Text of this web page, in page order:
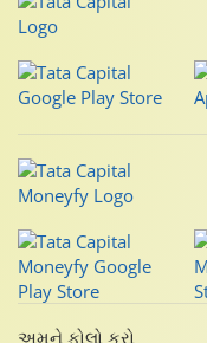
અમને ફોલો કરો